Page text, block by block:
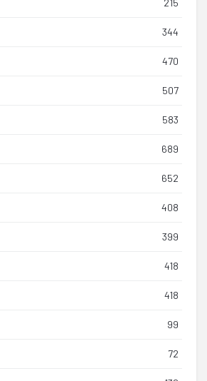
215
344
470
507
583
689
652
408
399
418
418
99
72